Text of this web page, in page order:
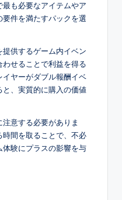
も必要なアイテムやア
件を満たすパックを選
供するゲーム内イベン
わせることで利益を得る
ヤーがダブル報酬イベ
、実質的に購入の価値
意する必要がありま
間を取ることで、不必
験にプラスの影響を与